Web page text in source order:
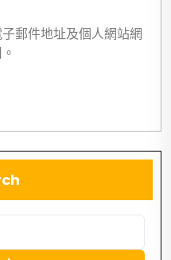
郵件地址及個人網站網